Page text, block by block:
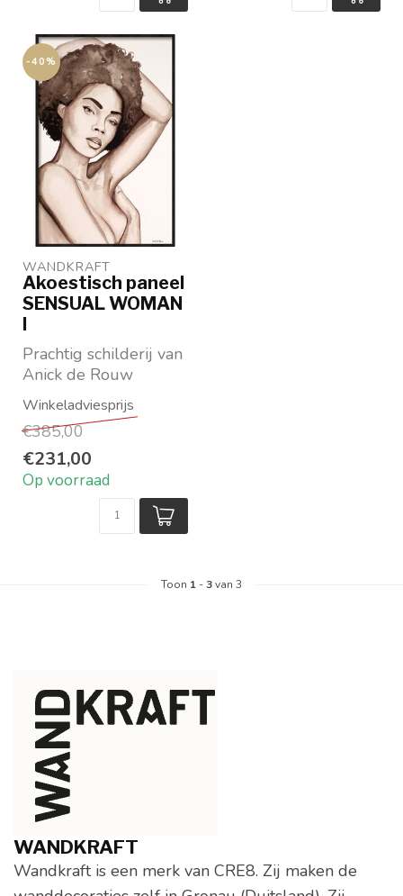
-40%
WANDKRAFT
Akoestisch paneel
SENSUAL WOMAN
I
Prachtig schilderij van
Anick de Rouw
Op akoestisch paneel
In diverse maten ve...
€385,00
€231,00
Op voorraad
Toon 1 -3van 3
WANDKRAFT
Wandkraft is een merk van CRE8. Zij maken de